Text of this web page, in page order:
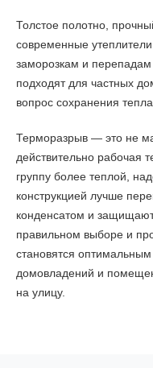
Толстое полотно,
современные
заморозкам и
подходят для частных
вопрос сохранения
Терморазрыв — это не
действительно рабочая
группу более теплой,
конструкцией лучше
конденсатом и
правильном выборе и
становятся
домовладений и
на улицу.